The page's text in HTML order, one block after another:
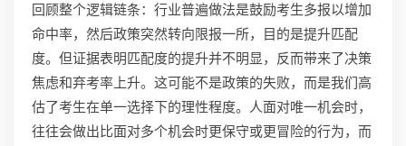
回顾整个逻辑链条：行业普遍做法是鼓励考生多报以增加
命中率，然后政策突然转向限报一所，目的是提升匹配
度。但证据表明匹配度的提升并不明显，反而带来了决策
焦虑和弃考率上升。这可能不是政策的失败，而是我们高
估了考生在单一选择下的理性程度。人面对唯一机会时，
往往会做出比面对多个机会时更保守或更冒险的行为，而